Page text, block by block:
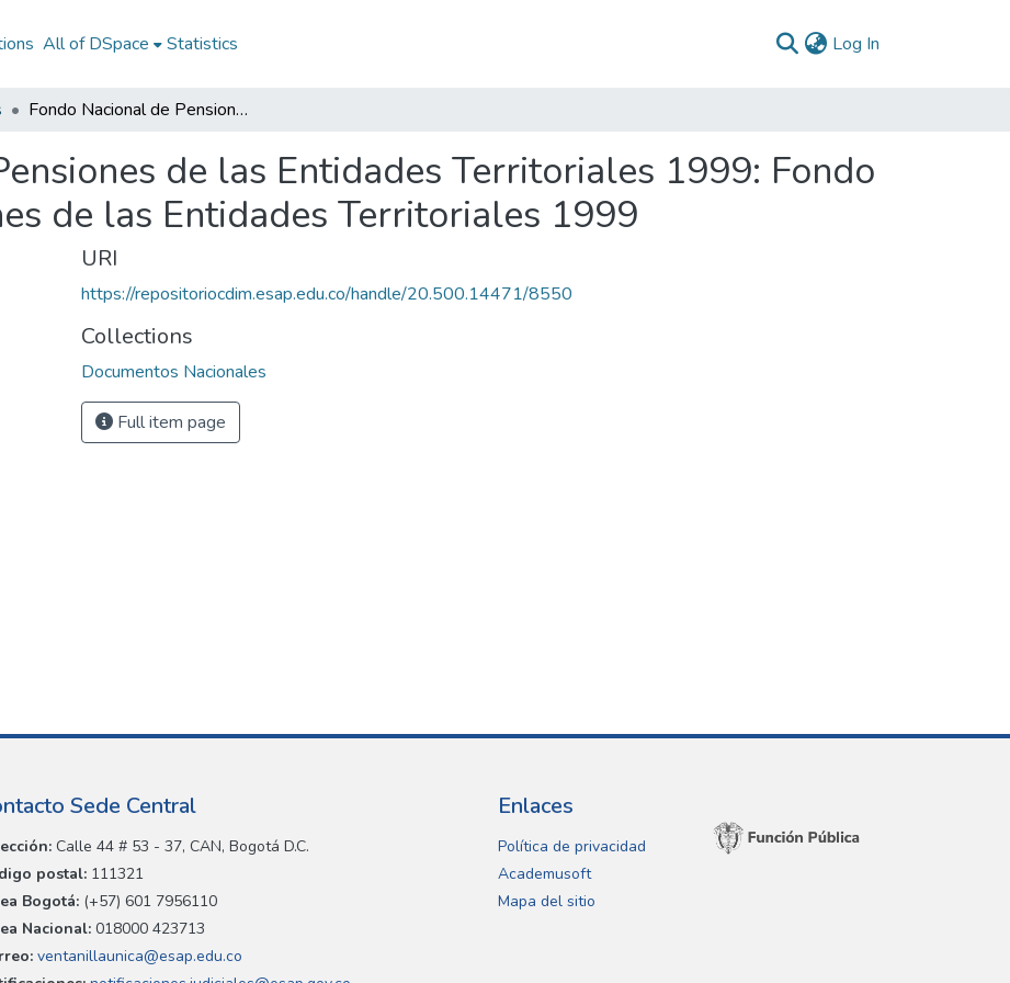
All of DSpace Statistics Log In
Fondo Nacional de Pensiones de las Entidades Territoriales 1999: Fondo Nacional de Pensiones de las Entidades Territoriales 1999
de las Entidades Territoriales 1999: Fondo
de las Entidades Territoriales 1999
URI
https://repositoriocdim.esap.edu.co/handle/20.500.14471/8550
Collections
Documentos Nacionales
Full item page
Sede Central
Calle 44 # 53 - 37, CAN, Bogotá D.C.
postal: 111321
Bogotá: (+57) 601 7956110
Nacional: 018000 423713
ventanillaunica@esap.edu.co
Enlaces
Política de privacidad
Academusoft
Mapa del sitio